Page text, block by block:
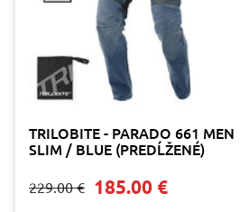
TRILOBITE - PARADO 661 MEN
SLIM / BLUE (PREDĹŽENÉ)
229.00 € 185.00 €